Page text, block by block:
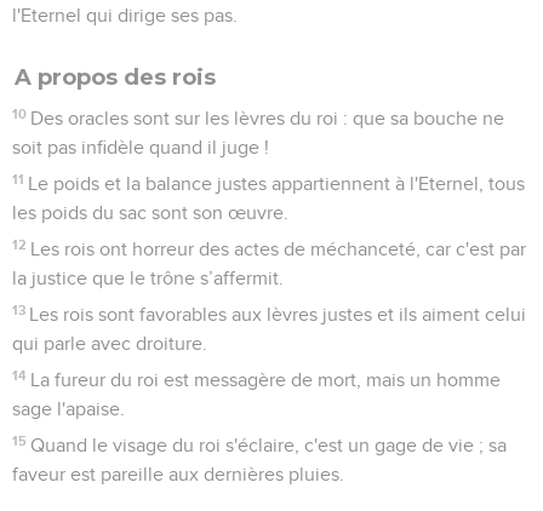
l'Eternel qui dirige ses pas.
A propos des rois
10 Des oracles sont sur les lèvres du roi : que sa bouche ne
soit pas infidèle quand il juge !
11 Le poids et la balance justes appartiennent à l'Eternel, tous
les poids du sac sont son œuvre.
12 Les rois ont horreur des actes de méchanceté, car c'est par
la justice que le trône s’affermit.
13 Les rois sont favorables aux lèvres justes et ils aiment celui
qui parle avec droiture.
14 La fureur du roi est messagère de mort, mais un homme
sage l'apaise.
15 Quand le visage du roi s'éclaire, c'est un gage de vie ; sa
faveur est pareille aux dernières pluies.